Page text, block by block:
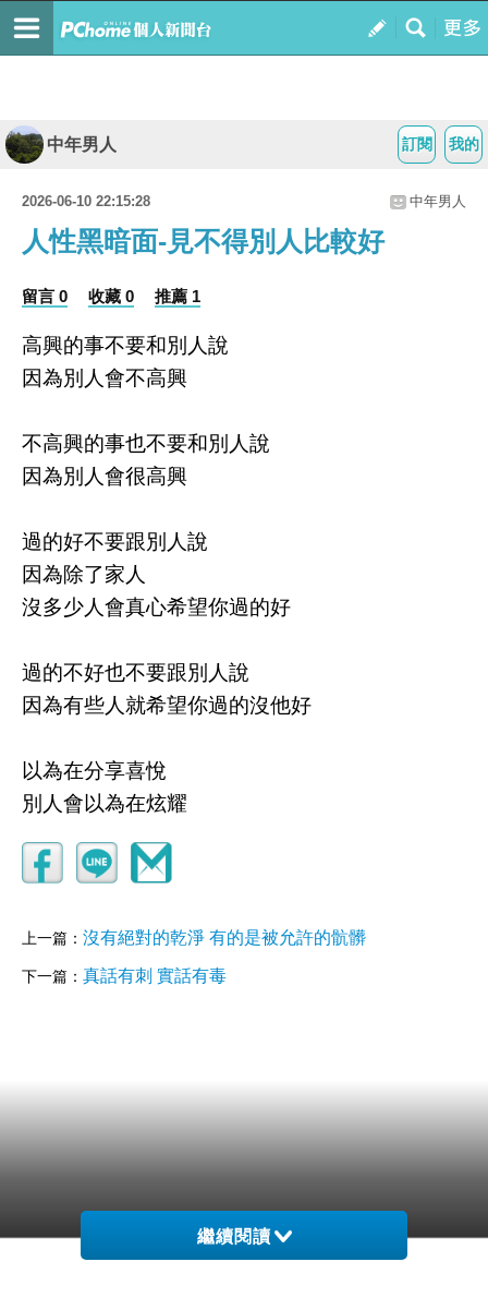
我的
訂閱
中年男人
2026-06-10 22:15:28 中年男人
人性黑暗面-見不得別人比較好
留言 0 收藏 0 推薦 1
高興的事不要和別人說
因為別人會不高興
不高興的事也不要和別人說
因為別人會很高興
過的好不要跟別人說
因為除了家人
沒多少人會真心希望你過的好
過的不好也不要跟別人說
因為有些人就希望你過的沒他好
以為在分享喜悅
別人會以為在炫耀
上一篇： 沒有絕對的乾淨 有的是被允許的骯髒
下一篇： 真話有刺 實話有毒
繼續閱讀